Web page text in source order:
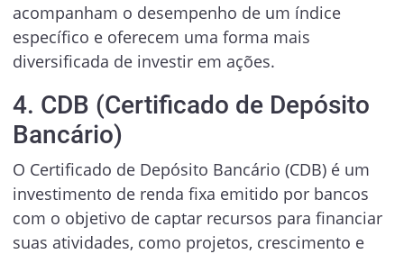
acompanham o desempenho de um índice
específico e oferecem uma forma mais
diversificada de investir em ações.
4. CDB (Certificado de Depósito
Bancário)
O Certificado de Depósito Bancário (CDB) é um
investimento de renda fixa emitido por bancos
com o objetivo de captar recursos para financiar
suas atividades, como projetos, crescimento e